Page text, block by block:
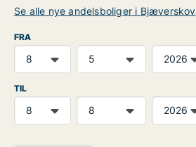
Se alle nye andelsboliger i Bjæverskov
FRA
TIL